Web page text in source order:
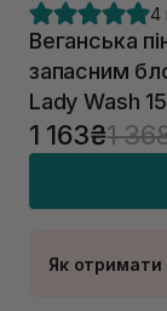
4
Веганська
запасним
Lady Wash
1 163₴1
Як отримати